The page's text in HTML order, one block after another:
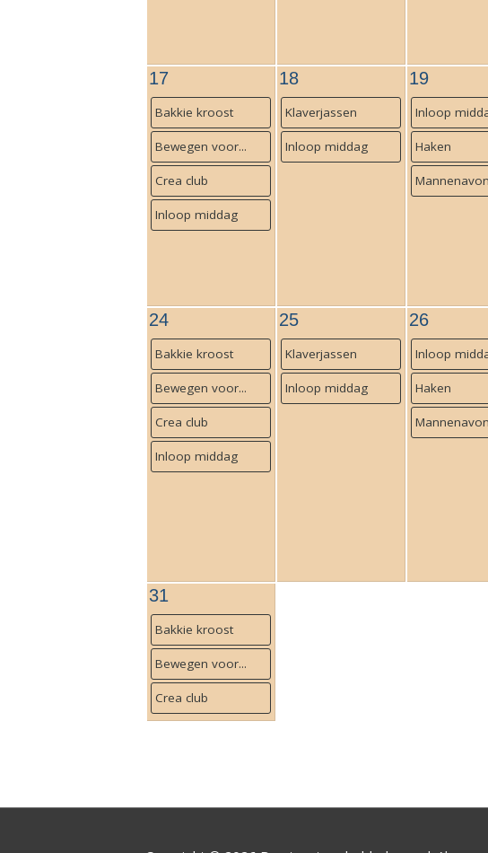
17
Bakkie kroost
Bewegen voor...
Crea club
Inloop middag
18
Klaverjassen
Inloop middag
19
Inloop
Haken
24
Bakkie kroost
Bewegen voor...
Crea club
Inloop middag
25
Klaverjassen
Inloop middag
26
Inloop
Haken
31
Bakkie kroost
Bewegen voor...
Crea club